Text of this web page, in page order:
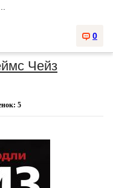
0
Чейз
5